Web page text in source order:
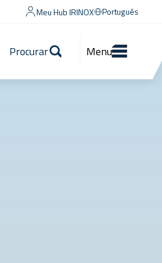
Meu Hub IRINOX Português
Procurar Menu